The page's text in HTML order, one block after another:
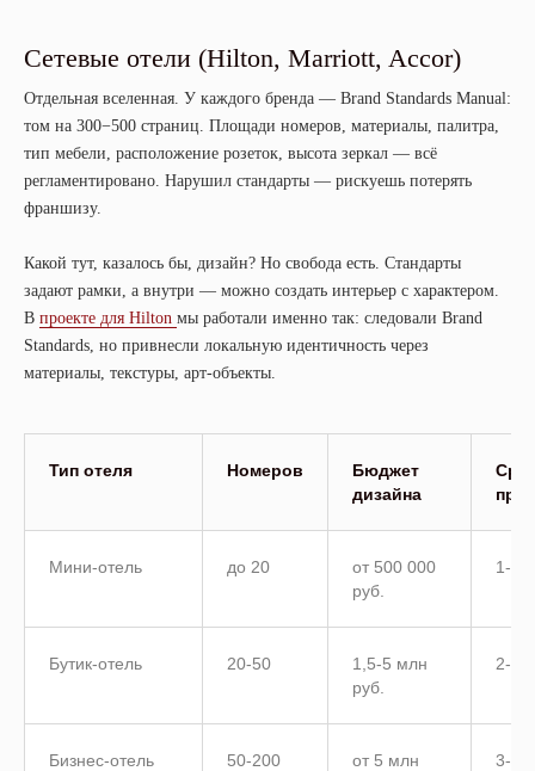
Сетевые отели (Hilton, Marriott, Accor)
Отдельная вселенная. У каждого бренда — Brand Standards Manual:
том на 300−500 страниц. Площади номеров, материалы, палитра,
тип мебели, расположение розеток, высота зеркал — всё
регламентировано. Нарушил стандарты — рискуешь потерять
франшизу.
Какой тут, казалось бы, дизайн? Но свобода есть. Стандарты
задают рамки, а внутри — можно создать интерьер с характером.
В проекте для Hilton мы работали именно так: следовали Brand
Standards, но привнесли локальную идентичность через
материалы, текстуры, арт-объекты.
Тип отеля Номеров
Бюджет
дизайна
Мини-отель до 20
от 500 000
руб.
1-2
Бутик-отель 20-50
1,5-5 млн
руб.
2-4
Бизнес-отель 50-200
от 5 млн
3-6